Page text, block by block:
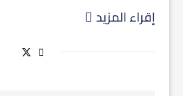
إقراء المزيد